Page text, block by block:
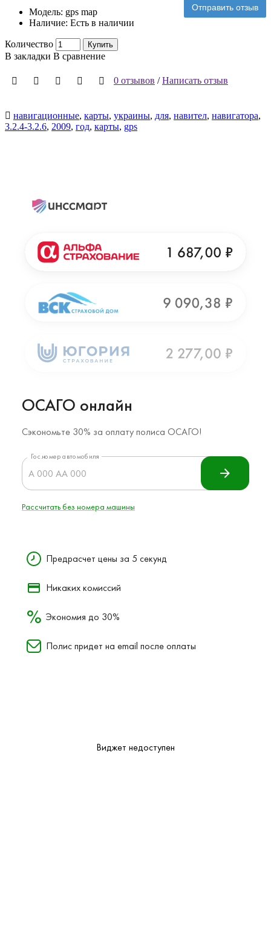
Отправить отзыв
Модель: gps map
Наличие: Есть в наличии
Количество Купить
В закладки В сравнение
0 отзывов /Написать отзыв
навигационные, карты, украины, для, навител, навигатора,
3.2.4-3.2.6, 2009, год, карты, gps